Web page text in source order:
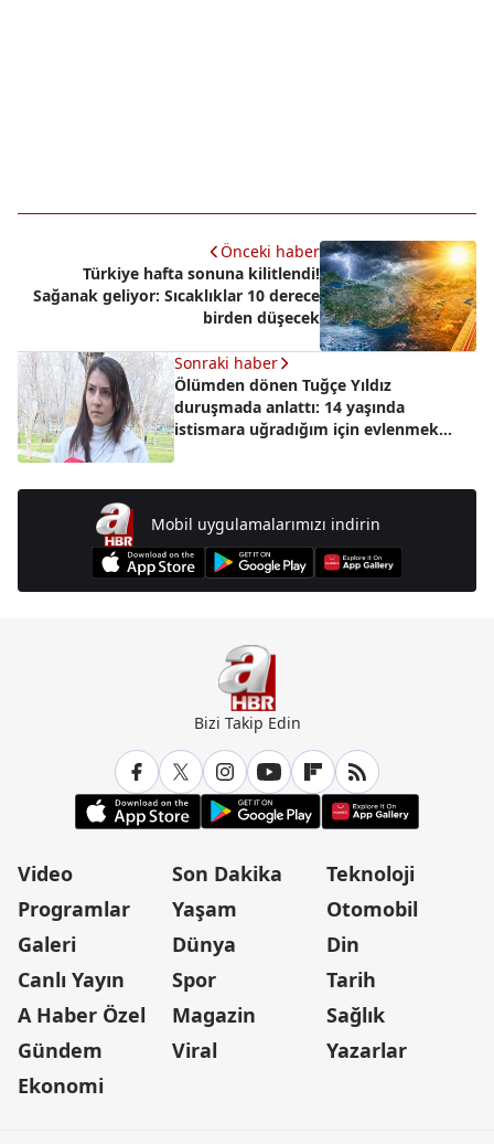
Önceki haber
Türkiye hafta sonuna kilitlendi!
Sağanak geliyor: Sıcaklıklar 10 derece
birden düşecek
Sonraki haber
Ölümden dönen Tuğçe Yıldız
duruşmada anlattı: 14 yaşında
istismara uğradığım için evlenmek
Mobil uygulamalarımızı indirin
Bizi Takip Edin
Video
Programlar
Galeri
Canlı Yayın
A Haber Özel
Gündem
Ekonomi
Son Dakika
Yaşam
Dünya
Spor
Magazin
Viral
Teknoloji
Otomobil
Din
Tarih
Sağlık
Yazarlar